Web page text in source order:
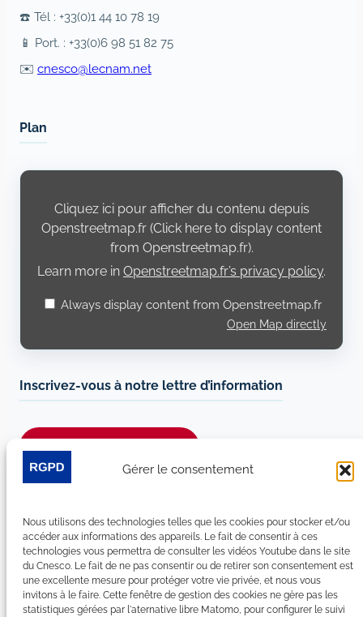
Gérer le consentement
Nous utilisons des technologies telles que les cookies pour stocker et/ou
accéder aux informations des appareils. Le fait de consentir à ces
technologies vous permettra de consulter les vidéos Youtube dans le site
du Cnesco. Le fait de ne pas consentir ou de retirer son consentement est
une excellente mesure pour protéger votre vie privée, et nous vous
invitons à le faire. Cette fenêtre de gestion des cookies ne gère pas les
statistiques gérées par l'aternative libre Matomo, pour configurer le suivi
☎️ Tél : +33(0)1 44 10 78 19
📱 Port. : +33(0)6 98 51 82 75
✉️ cnesco@lecnam.net
Plan
Display
Openstreetmap.fr
Cliquez ici pour afficher du contenu depuis
Openstreetmap.fr (Click here to display content
from Openstreetmap.fr).
Learn more in Openstreetmap.fr’s privacy policy.
Always display content from Openstreetmap.fr
Open Map directly
Inscrivez-vous à notre lettre d’information
LinkedIn
YouTube
Facebook
Bluesky